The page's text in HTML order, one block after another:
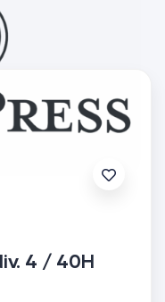
4 / 40H